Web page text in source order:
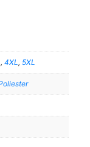
, 4XL, 5XL